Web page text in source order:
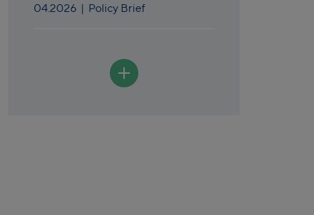
04.2026 | Policy Brief